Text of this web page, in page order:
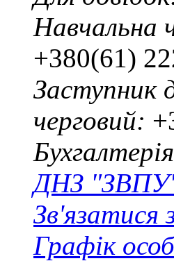
Навчальна
+380(61)
Заступник
черговий:
ДНЗ
Зв'язатися
Графік